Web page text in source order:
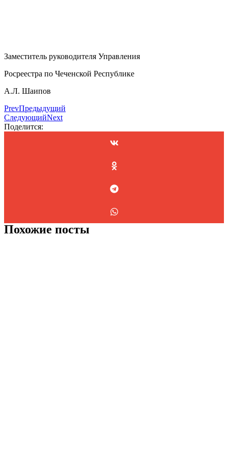
Заместитель руководителя Управления
Росреестра по Чеченской Республике
А.Л. Шаипов
PrevПредыдущий
СледующийNext
Поделится:
Похожие посты